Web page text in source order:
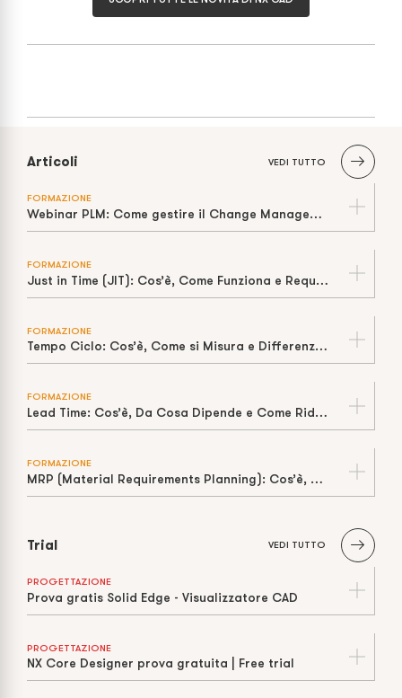
Articoli VEDI TUTTO
FORMAZIONE
Webinar PLM: Come gestire il Change Management
FORMAZIONE
Just in Time (JIT): Cos’è, Come Funziona e Requisiti per Applicarlo Davvero
FORMAZIONE
Tempo Ciclo: Cos’è, Come si Misura e Differenza con Takt Time
FORMAZIONE
Lead Time: Cos’è, Da Cosa Dipende e Come Ridurlo in Produzione
FORMAZIONE
MRP (Material Requirements Planning): Cos’è, Come Funziona e Limiti della “Capacità Infinita”
Trial VEDI TUTTO
PROGETTAZIONE
Prova gratis Solid Edge - Visualizzatore CAD
PROGETTAZIONE
NX Core Designer prova gratuita | Free trial